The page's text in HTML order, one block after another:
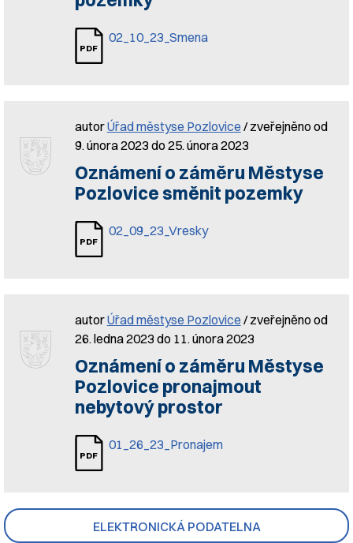
ELEKTRONICKÁ PODATELNA
02_10_23_Smena
autorÚřad městyse Pozlovice / zveřejněno od
9. února 2023 do 25. února 2023
Oznámení o záměru Městyse
Pozlovice směnit pozemky
02_09_23_Vresky
autorÚřad městyse Pozlovice / zveřejněno od
26. ledna 2023 do 11. února 2023
Oznámení o záměru Městyse
Pozlovice pronajmout
nebytový prostor
01_26_23_Pronajem